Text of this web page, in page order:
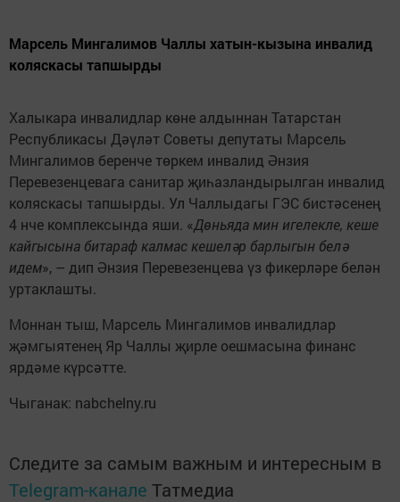
Марсель Мингалимов Чаллы хатын-кызына инвалид
коляскасы тапшырды
Халыкара инвалидлар көне алдыннан Татарстан
Республикасы Дәүләт Советы депутаты Марсель
Мингалимов беренче төркем инвалид Әнзия
Перевезенцевага санитар җиһазландырылган инвалид
коляскасы тапшырды. Ул Чаллыдагы ГЭС бистәсенең
4 нче комплексында яши. «Дөньяда мин игелекле, кеше
кайгысына битараф калмас кешеләр барлыгын белә
идем», – дип Әнзия Перевезенцева үз фикерләре белән
уртаклашты.
Моннан тыш, Марсель Мингалимов инвалидлар
җәмгыятенең Яр Чаллы җирле оешмасына финанс
ярдәме күрсәтте.
Чыганак: nabchelny.ru
Следите за самым важным и интересным в
Telegram-канале Татмедиа